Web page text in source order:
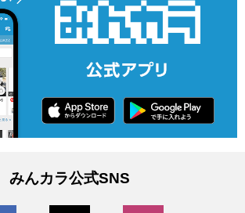
みんカラ公式SNS